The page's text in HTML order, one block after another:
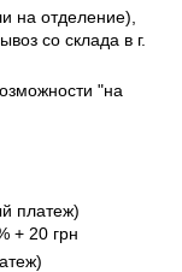
на отделение),
со склада в г.
"на
платеж)
+ 20 грн